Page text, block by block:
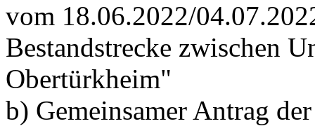
vom 18.06.2022/
Bestandstrecke zwischen
Obertürkheim"
b) Gemeinsamer Antrag